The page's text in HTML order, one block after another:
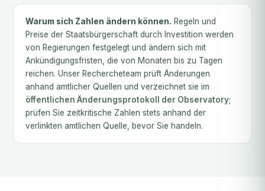
Warum sich Zahlen ändern können. Regeln und
Preise der Staatsbürgerschaft durch Investition werden
von Regierungen festgelegt und ändern sich mit
Ankündigungsfristen, die von Monaten bis zu Tagen
reichen. Unser Rechercheteam prüft Änderungen
anhand amtlicher Quellen und verzeichnet sie im
öffentlichen Änderungsprotokoll der Observatory;
prüfen Sie zeitkritische Zahlen stets anhand der
verlinkten amtlichen Quelle, bevor Sie handeln.